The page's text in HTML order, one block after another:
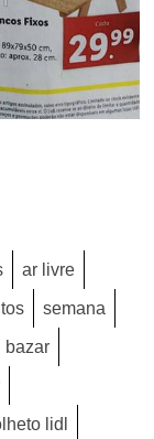
ar livre
semana
bazar
lidl